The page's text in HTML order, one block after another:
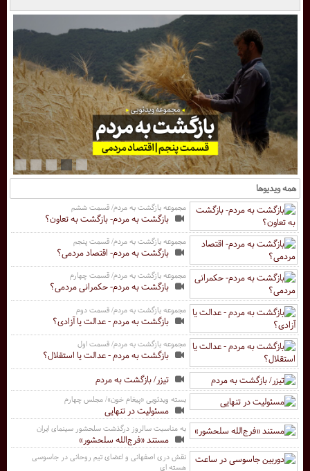
همه ویدیوها
مجموعه بازگشت به مردم/ قسمت ششم
بازگشت به مردم- بازگشت به تعاون؟
مجموعه بازگشت به مردم/ قسمت پنجم
بازگشت به مردم- اقتصاد مردمی؟
مجموعه بازگشت به مردم/ قسمت چهارم
بازگشت به مردم- حکمرانی مردمی؟
مجموعه بازگشت به مردم/ قسمت دوم
بازگشت به مردم - عدالت یا آزادی؟
مجموعه بازگشت به مردم/ قسمت اول
بازگشت به مردم - عدالت یا استقلال؟
تیزر/ بازگشت به مردم
بسته ویدئویی «پیغام خون»/ مجلس چهارم
مسئولیت در تنهایی
به مناسبت سالروز درگذشت سلحشور سینمای ایران
مستند «فرج‌الله سلحشور»
نقش دری اصفهانی و اعضای تیم روحانی در جاسوسی
هسته ای